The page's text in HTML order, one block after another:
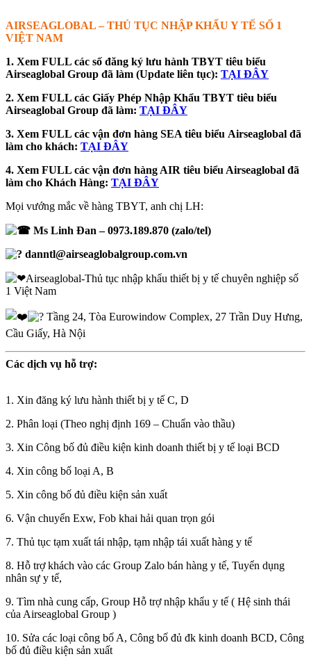
AIRSEAGLOBAL – THỦ TỤC NHẬP KHẨU Y TẾ SỐ 1
VIỆT NAM
1. Xem FULL các số đăng ký lưu hành TBYT tiêu biểu
Airseaglobal Group đã làm (Update liên tục): TẠI ĐÂY
2. Xem FULL các Giấy Phép Nhập Khẩu TBYT tiêu biểu
Airseaglobal Group đã làm: TẠI ĐÂY
3. Xem FULL các vận đơn hàng SEA tiêu biểu Airseaglobal đã
làm cho khách: TẠI ĐÂY
4. Xem FULL các vận đơn hàng AIR tiêu biểu Airseaglobal đã
làm cho Khách Hàng: TẠI ĐÂY
Mọi vướng mắc về hàng TBYT, anh chị LH:
Ms Linh Đan – 0973.189.870 (zalo/tel)
danntl@airseaglobalgroup.com.vn
Airseaglobal-Thủ tục nhập khẩu thiết bị y tế chuyên nghiệp số
1 Việt Nam
Tầng 24, Tòa Eurowindow Complex, 27 Trần Duy Hưng,
Cầu Giấy, Hà Nội
Các dịch vụ hỗ trợ:
1. Xin đăng ký lưu hành thiết bị y tế C, D
2. Phân loại (Theo nghị định 169 – Chuẩn vào thầu)
3. Xin Công bố đủ điều kiện kinh doanh thiết bị y tế loại BCD
4. Xin công bố loại A, B
5. Xin công bố đủ điều kiện sản xuất
6. Vận chuyển Exw, Fob khai hải quan trọn gói
7. Thủ tục tạm xuất tái nhập, tạm nhập tái xuất hàng y tế
8. Hỗ trợ khách vào các Group Zalo bán hàng y tế, Tuyển dụng
nhân sự y tế,
9. Tìm nhà cung cấp, Group Hỗ trợ nhập khẩu y tế ( Hệ sinh thái
của Airseaglobal Group )
10. Sửa các loại công bố A, Công bố đủ đk kinh doanh BCD, Công
bố đủ điều kiện sản xuất